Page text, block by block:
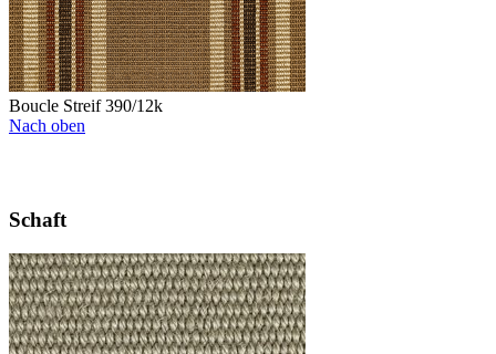
Boucle Streif 390/12k
Nach oben
Schaft